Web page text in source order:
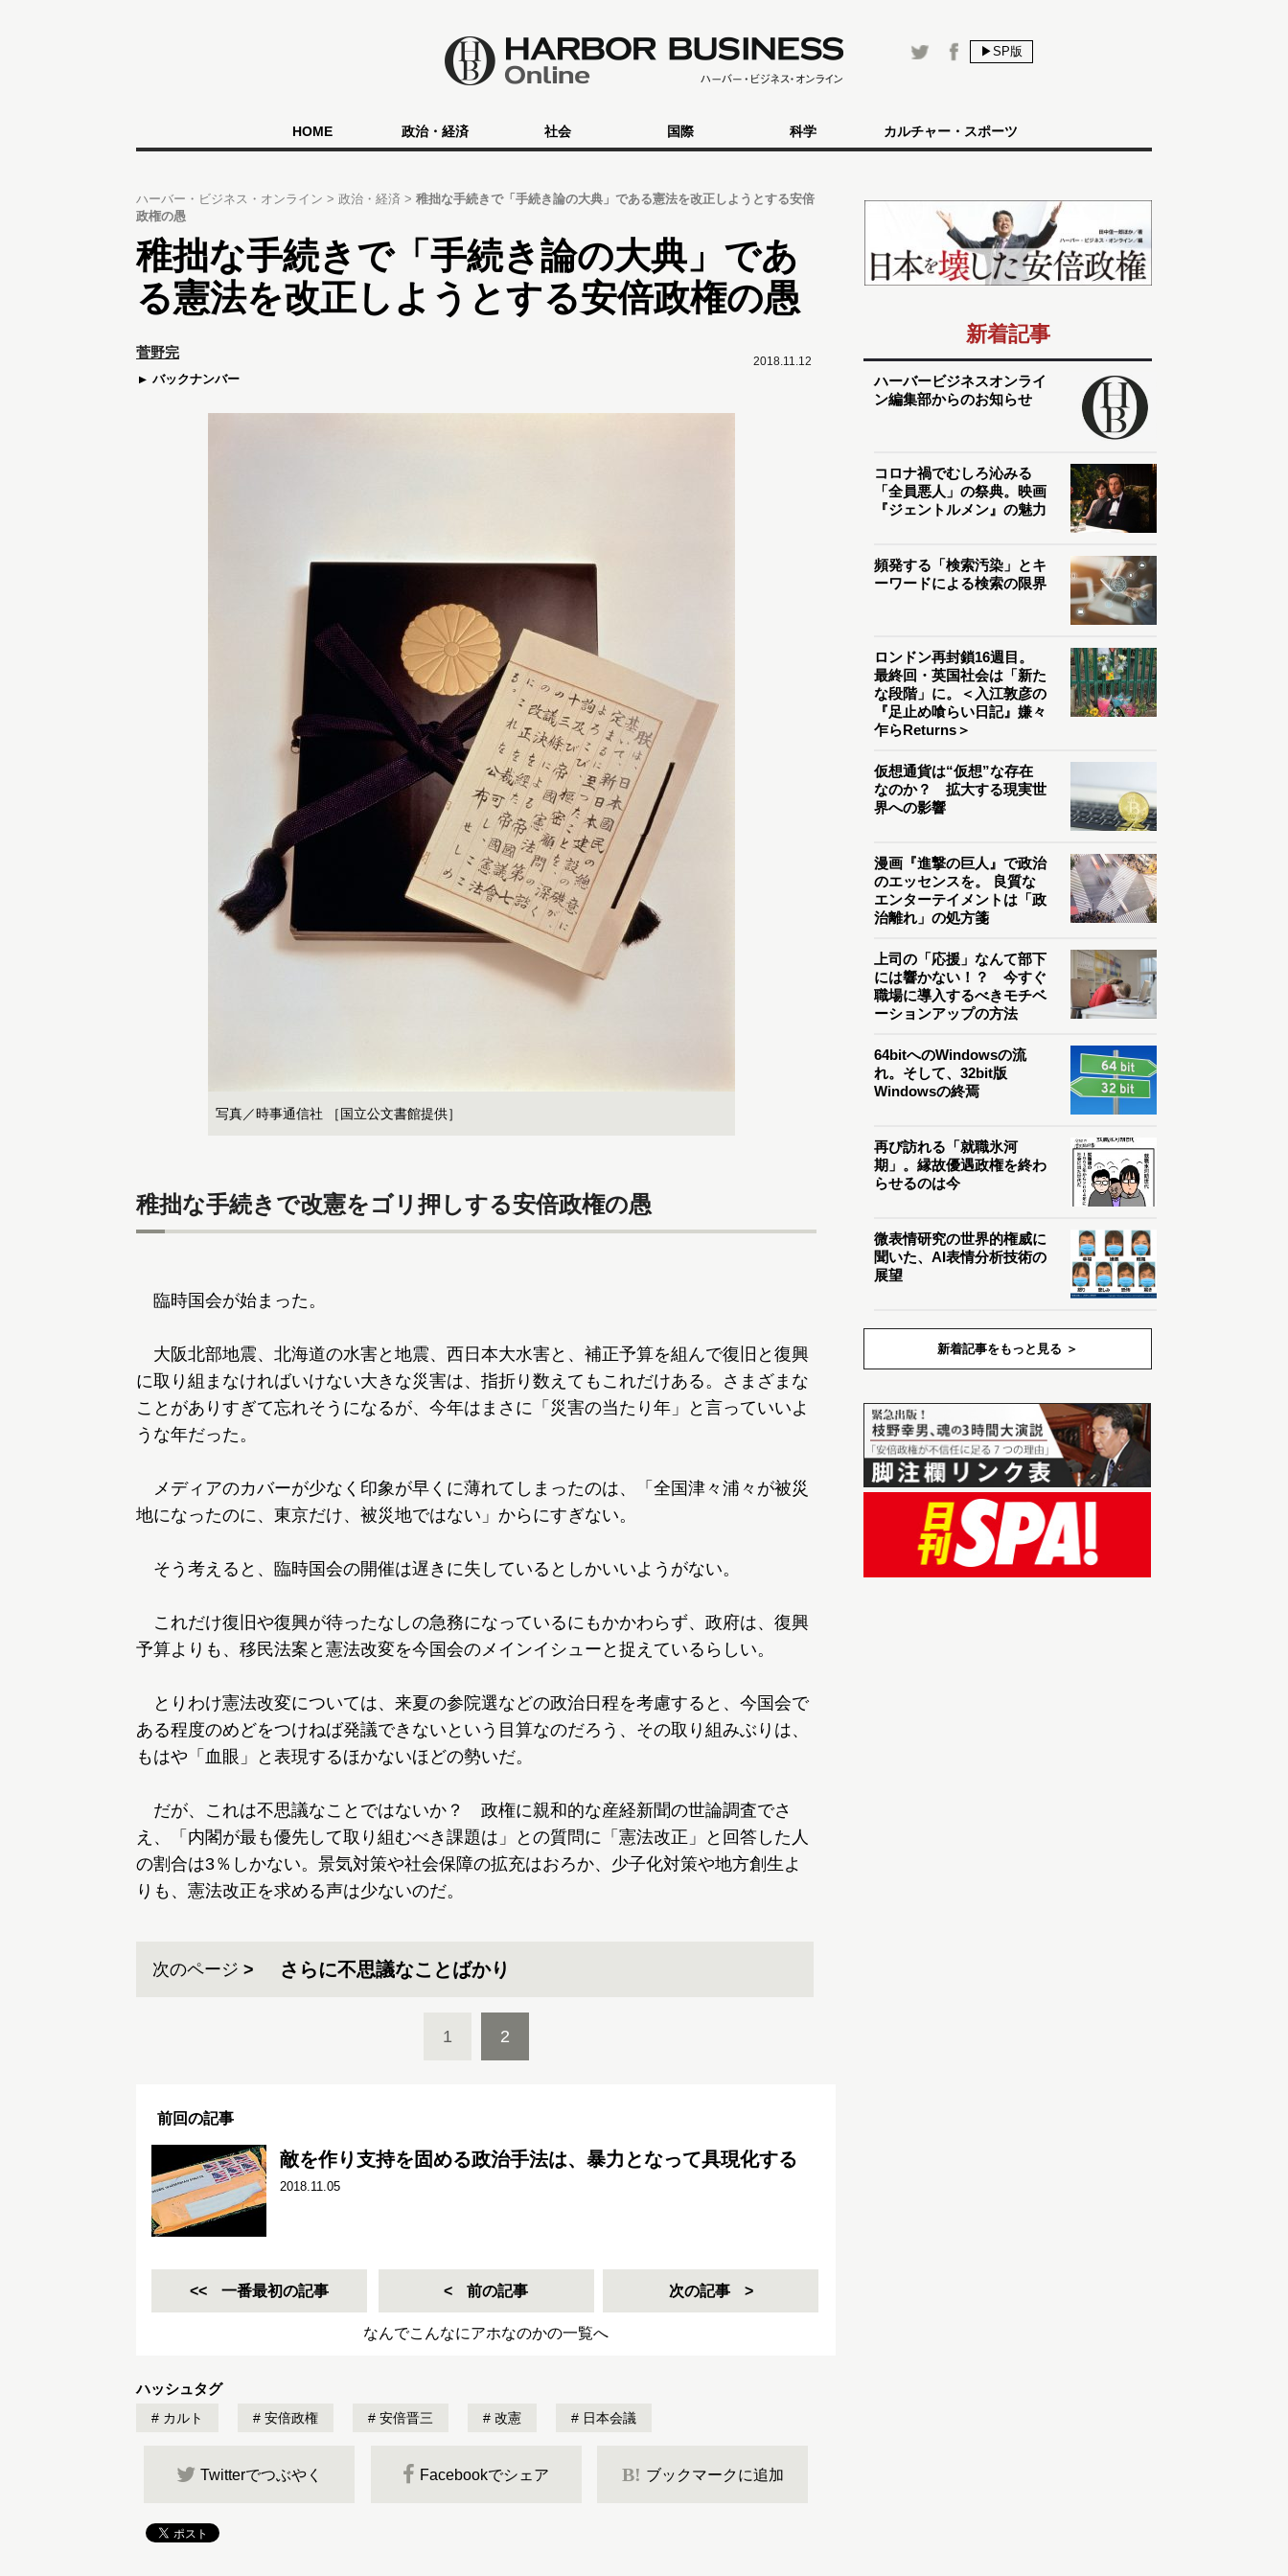
▶SP版
HOME 政治・経済 社会 国際 科学 カルチャー・スポーツ
ハーバー・ビジネス・オンライン 政治・経済
稚拙な手続きで「手続き論の大典」である憲法を改正しようとする安倍
政権の愚
稚拙な手続きで「手続き論の大典」であ
る憲法を改正しようとする安倍政権の愚
2018.11.12
菅野完
バックナンバー
写真／時事通信社 ［国立公文書館提供］
稚拙な手続きで改憲をゴリ押しする安倍政権の愚
臨時国会が始まった。
大阪北部地震、北海道の水害と地震、西日本大水害と、補正予算を組んで復旧と復興
に取り組まなければいけない大きな災害は、指折り数えてもこれだけある。さまざまな
ことがありすぎて忘れそうになるが、今年はまさに「災害の当たり年」と言っていいよ
うな年だった。
メディアのカバーが少なく印象が早くに薄れてしまったのは、「全国津々浦々が被災
地になったのに、東京だけ、被災地ではない」からにすぎない。
そう考えると、臨時国会の開催は遅きに失しているとしかいいようがない。
これだけ復旧や復興が待ったなしの急務になっているにもかかわらず、政府は、復興
予算よりも、移民法案と憲法改変を今国会のメインイシューと捉えているらしい。
とりわけ憲法改変については、来夏の参院選などの政治日程を考慮すると、今国会で
ある程度のめどをつけねば発議できないという目算なのだろう、その取り組みぶりは、
もはや「血眼」と表現するほかないほどの勢いだ。
だが、これは不思議なことではないか？ 政権に親和的な産経新聞の世論調査でさ
え、「内閣が最も優先して取り組むべき課題は」との質問に「憲法改正」と回答した人
の割合は3％しかない。景気対策や社会保障の拡充はおろか、少子化対策や地方創生よ
りも、憲法改正を求める声は少ないのだ。
次のページ さらに不思議なことばかり
1 2
前回の記事
敵を作り支持を固める政治手法は、暴力となって具現化する
2018.11.05
一番最初の記事 前の記事 次の記事
なんでこんなにアホなのかの一覧へ
ハッシュタグ
カルト 安倍政権 安倍晋三 改憲 日本会議
Twitterでつぶやく Facebookでシェア B! ブックマークに追加
新着記事
ハーバービジネスオンライ
ン編集部からのお知らせ
コロナ禍でむしろ沁みる
「全員悪人」の祭典。映画
『ジェントルメン』の魅力
頻発する「検索汚染」とキ
ーワードによる検索の限界
ロンドン再封鎖16週目。
最終回・英国社会は「新た
な段階」に。＜入江敦彦の
『足止め喰らい日記』嫌々
乍らReturns＞
仮想通貨は“仮想”な存在
なのか？ 拡大する現実世
界への影響
漫画『進撃の巨人』で政治
のエッセンスを。 良質な
エンターテイメントは「政
治離れ」の処方箋
上司の「応援」なんて部下
には響かない！？ 今すぐ
職場に導入するべきモチベ
ーションアップの方法
64bitへのWindowsの流
れ。そして、32bit版
Windowsの終焉
再び訪れる「就職氷河
期」。縁故優遇政権を終わ
らせるのは今
微表情研究の世界的権威に
聞いた、AI表情分析技術の
展望
新着記事をもっと見る